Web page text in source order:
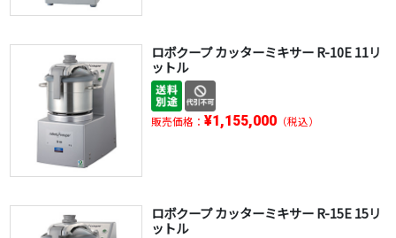
ロボクープ カッターミキサー R-10E 11リ
ットル
販売価格： ¥1,155,000（税込）
ロボクープ カッターミキサー R-15E 15リ
ットル